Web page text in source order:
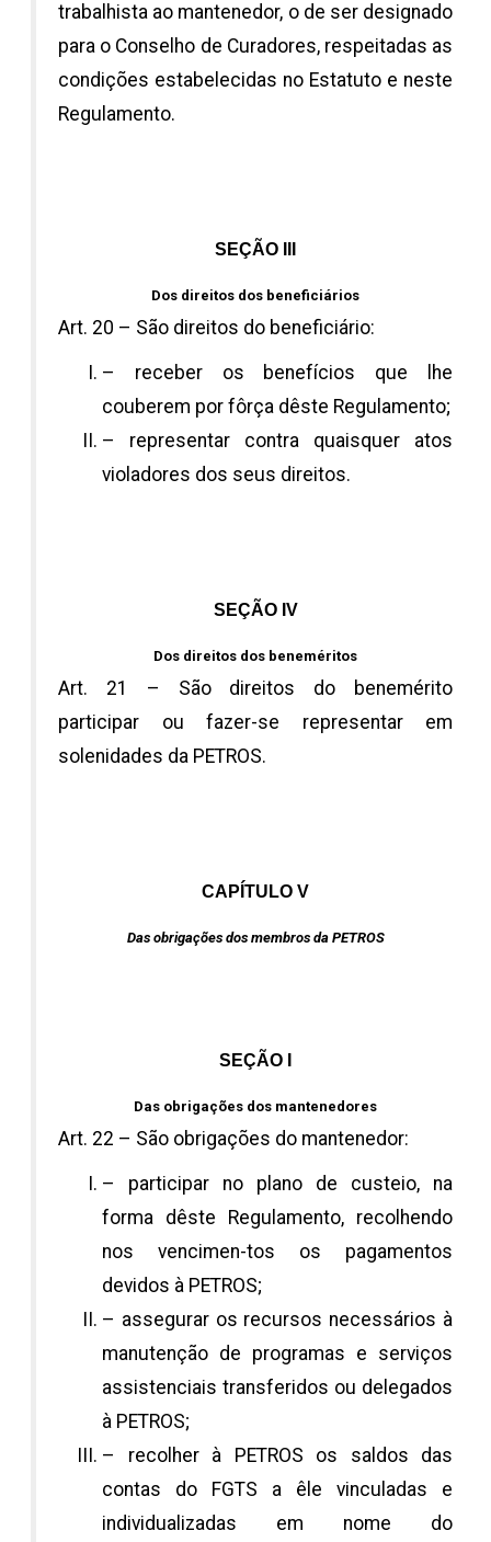
trabalhista ao mantenedor, o de ser designado
para o Conselho de Curadores, respeitadas as
condições estabelecidas no Estatuto e neste
Regulamento.
SEÇÃO III
Dos direitos dos beneficiários
Art. 20 – São direitos do beneficiário:
– receber os benefícios que lhe
couberem por fôrça dêste Regulamento;
– representar contra quaisquer atos
violadores dos seus direitos.
SEÇÃO IV
Dos direitos dos beneméritos
Art. 21 – São direitos do benemérito
participar ou fazer-se representar em
solenidades da PETROS.
CAPÍTULO V
Das obrigações dos membros da PETROS
SEÇÃO I
Das obrigações dos mantenedores
Art. 22 – São obrigações do mantenedor:
– participar no plano de custeio, na
forma dêste Regulamento, recolhendo
nos vencimen-tos os pagamentos
devidos à PETROS;
– assegurar os recursos necessários à
manutenção de programas e serviços
assistenciais transferidos ou delegados
à PETROS;
– recolher à PETROS os saldos das
contas do FGTS a êle vinculadas e
individualizadas em nome do